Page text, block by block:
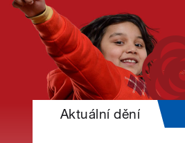
Aktuální dění